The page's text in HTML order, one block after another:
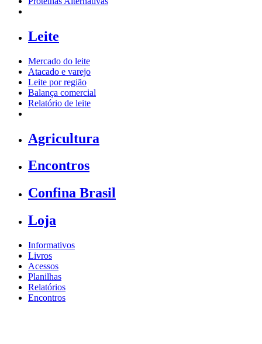
Leite
Mercado do leite
Atacado e varejo
Leite por região
Balança comercial
Relatório de leite
Agricultura
Encontros
Confina Brasil
Loja
Informativos
Livros
Acessos
Planilhas
Relatórios
Encontros